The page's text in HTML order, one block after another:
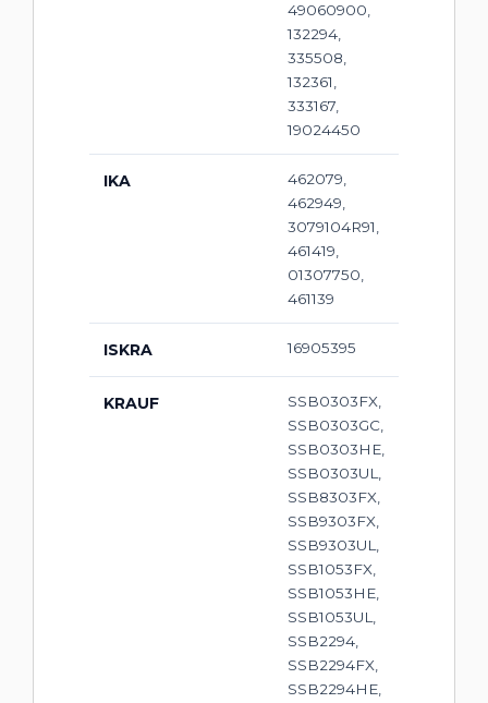
49060900,
132294,
335508,
132361,
333167,
19024450
IKA
462079,
462949,
3079104R91,
461419,
01307750,
461139
ISKRA 16905395
KRAUF
SSB0303FX,
SSB0303GC,
SSB0303HE,
SSB0303UL,
SSB8303FX,
SSB9303FX,
SSB9303UL,
SSB1053FX,
SSB1053HE,
SSB1053UL,
SSB2294,
SSB2294FX,
SSB2294HE,